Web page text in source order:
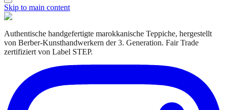
Skip to main content
Authentische handgefertigte marokkanische Teppiche, hergestellt
von Berber-Kunsthandwerkern der 3. Generation. Fair Trade
zertifiziert von Label STEP.